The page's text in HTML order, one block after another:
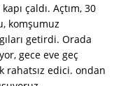
çaldı. Açtım, 30
komşumuz
getirdi. Orada
gece eve geç
rahatsız edici. ondan